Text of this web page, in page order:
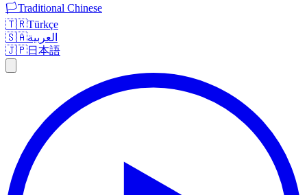
🏳️Traditional Chinese
🇹🇷Türkçe
🇸🇦العربية
🇯🇵日本語